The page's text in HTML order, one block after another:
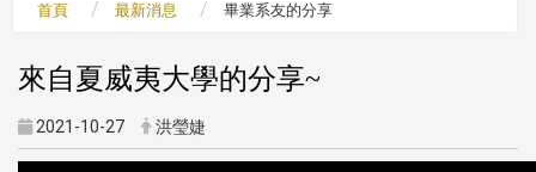
首頁 最新消息 畢業系友的分享
來自夏威夷大學的分享~
2021-10-27 洪瑩婕